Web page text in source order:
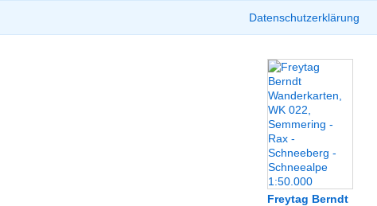
Datenschutzerklärung
Freytag Berndt